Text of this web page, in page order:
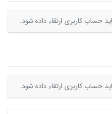
حساب کاربری ارتقاء داده شود.
حساب کاربری ارتقاء داده شود.